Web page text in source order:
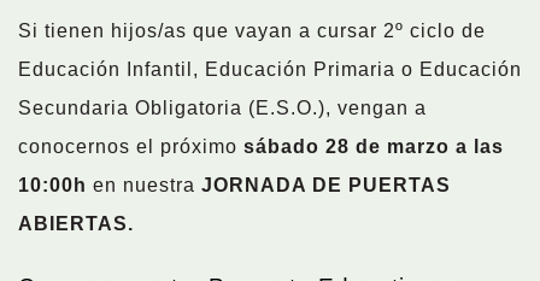
Si tienen hijos/as que vayan a cursar 2º ciclo de
Educación Infantil, Educación Primaria o Educación
Secundaria Obligatoria (E.S.O.), vengan a
conocernos el próximo sábado 28 de marzo a las
10:00h en nuestra JORNADA DE PUERTAS
ABIERTAS.